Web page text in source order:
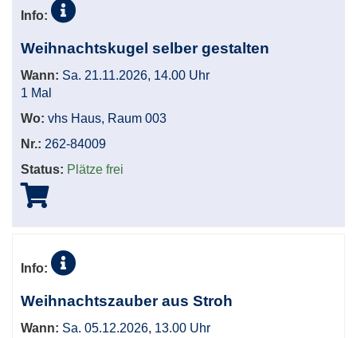
Info:
Weihnachtskugel selber gestalten
Wann: Sa. 21.11.2026, 14.00 Uhr
1 Mal
Wo: vhs Haus, Raum 003
Nr.: 262-84009
Status: Plätze frei
Info:
Weihnachtszauber aus Stroh
Wann: Sa. 05.12.2026, 13.00 Uhr